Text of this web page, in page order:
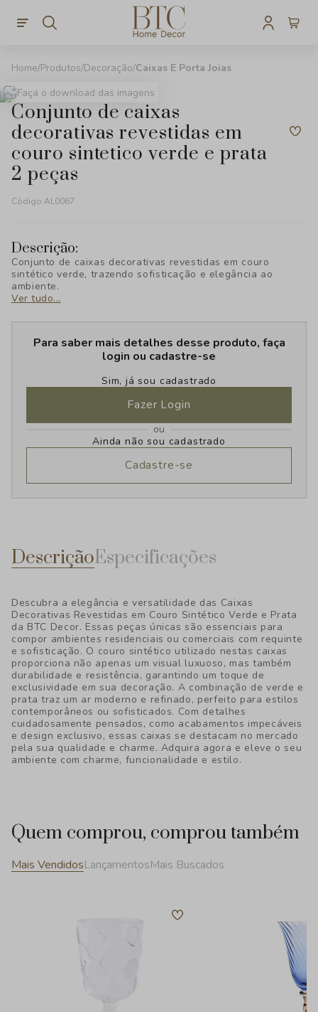
Produtos Decoração Caixas E Porta Joias
Faça o download das imagens
conjunto de caixas
decorativas revestidas em
couro sintetico verde e prata
2 peças
Código:AL0067
Descrição:
Conjunto de caixas decorativas revestidas em couro
sintético verde, trazendo sofisticação e elegância ao
ambiente.
Ver tudo...
Para saber mais detalhes desse produto, faça
login ou cadastre-se
Sim, já sou cadastrado
Fazer Login
ou
Ainda não sou cadastrado
Cadastre-se
DescriçãoEspecificações
Descubra a elegância e versatilidade das Caixas
Decorativas Revestidas em Couro Sintético Verde e Prata
da BTC Decor. Essas peças únicas são essenciais para
compor ambientes residenciais ou comerciais com requinte
e sofisticação. O couro sintético utilizado nestas caixas
proporciona não apenas um visual luxuoso, mas também
durabilidade e resistência, garantindo um toque de
exclusividade em sua decoração. A combinação de verde e
prata traz um ar moderno e refinado, perfeito para estilos
contemporâneos ou sofisticados. Com detalhes
cuidadosamente pensados, como acabamentos impecáveis
e design exclusivo, essas caixas se destacam no mercado
pela sua qualidade e charme. Adquira agora e eleve o seu
ambiente com charme, funcionalidade e estilo.
Quem comprou, comprou também
Mais VendidosLançamentosMais Buscados